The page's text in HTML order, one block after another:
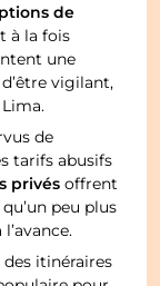
de
à la fois
une
vigilant,
de
tarifs abusifs
privésoffrent
peu plus
itinéraires